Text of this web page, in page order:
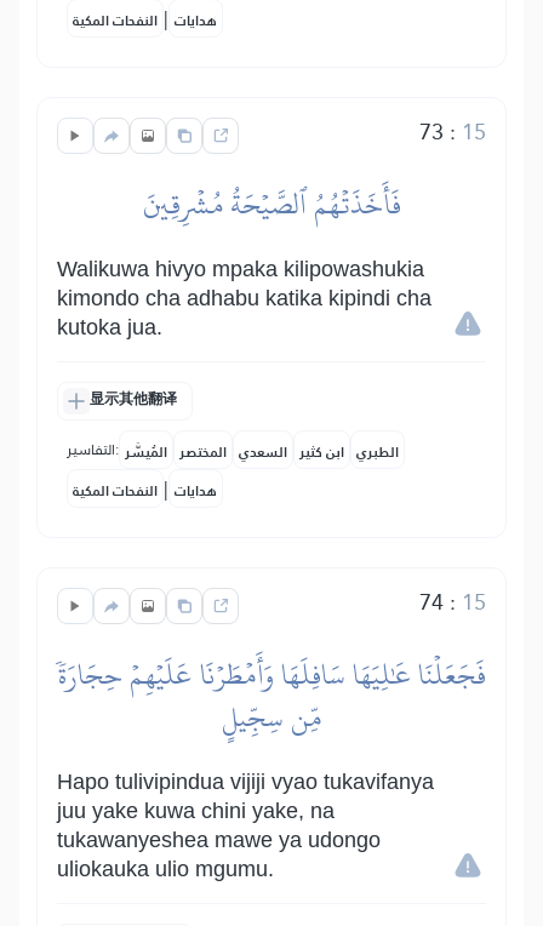
النفحات المكية | هدايات
73 : 15
فَأَخَذَتۡهُمُ ٱلصَّيۡحَةُ مُشۡرِقِينَ
Walikuwa hivyo mpaka kilipowashukia
kimondo cha adhabu katika kipindi cha
kutoka jua.
显示其他翻译
التفاسير: المُيسَّر المختصر السعدي ابن كثير الطبري
النفحات المكية | هدايات
74: 15
فَجَعَلۡنَا عَٰلِيَهَا سَافِلَهَا وَأَمۡطَرۡنَا عَلَيۡهِمۡ حِجَارَةٗ
مِّن سِجِّيلٍ
Hapo tulivipindua vijiji vyao tukavifanya
juu yake kuwa chini yake, na
tukawanyeshea mawe ya udongo
uliokauka ulio mgumu.